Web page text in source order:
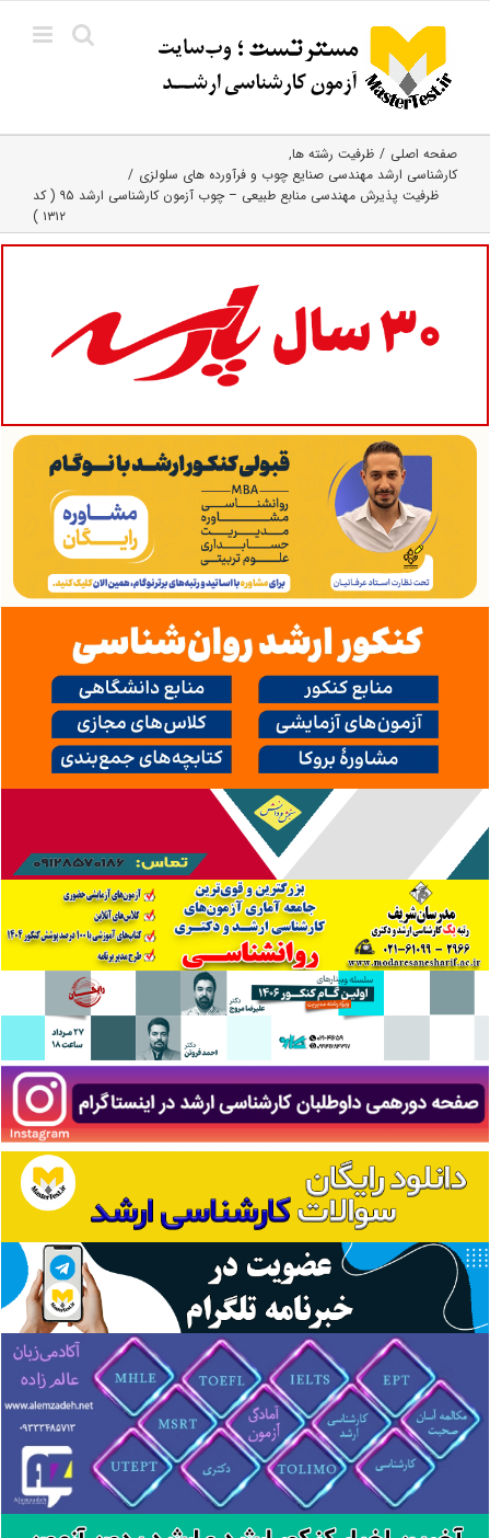
content
صفحه اصلی
ظرفیت رشته ها
کارشناسی ارشد مهندسی صنایع چوب و فرآورده‌ های سلولزی
ظرفیت پذیرش مهندسی منابع طبیعی – چوب آزمون کارشناسی ارشد ۹۵ ( کد
۱۳۱۲ )